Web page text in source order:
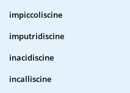
impiccoliscine
imputridiscine
inacidiscine
incalliscine